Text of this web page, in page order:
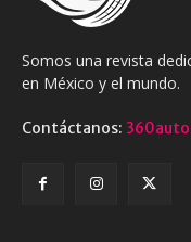
Somos una revista
en México y el mundo.
Contáctanos: